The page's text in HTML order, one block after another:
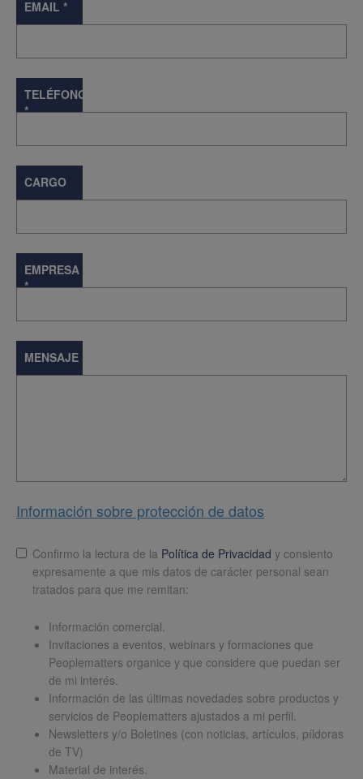
EMAIL *
TELÉFONO
*
CARGO
EMPRESA
*
MENSAJE
Información sobre protección de datos
LopdConfirmo la lectura de la Política de Privacidad y consiento
expresamente a que mis datos de carácter personal sean
tratados para que me remitan:
Información comercial.
Invitaciones a eventos, webinars y formaciones que
Peoplematters organice y que considere que puedan ser
de mi interés.
Información de las últimas novedades sobre productos y
servicios de Peoplematters ajustados a mi perfil.
Newsletters y/o Boletines (con noticias, artículos, píldoras
de TV)
Material de interés.